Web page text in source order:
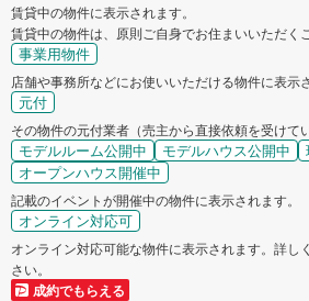
賃貸中の物件に表示されます。
賃貸中の物件は、原則ご自身でお住まいいただく
事業用物件
店舗や事務所などにお使いいただける物件に表示
元付
その物件の元付業者（売主から直接依頼を受けて
モデルルーム公開中 モデルハウス公開中
オープンハウス開催中
記載のイベントが開催中の物件に表示されます。
オンライン対応可
オンライン対応可能な物件に表示されます。詳し
さい。
成約でもらえる